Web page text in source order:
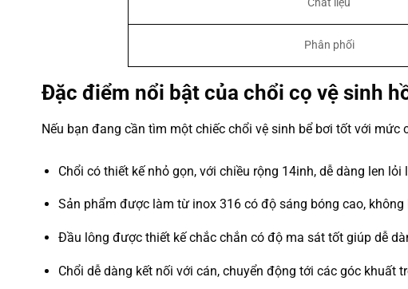
Chất liệu
Phân phối
Đặc điểm nổi bật của chổi cọ vệ sinh
Nếu bạn đang cần tìm một chiếc chổi vệ sinh bể bơi tốt với
Chổi có thiết kế nhỏ gọn, với chiều rộng 14inh, dễ dàng len
Sản phẩm được làm từ inox 316 có độ sáng bóng cao,
Đầu lông được thiết kế chắc chắn có độ ma sát tốt giúp dễ
Chổi dễ dàng kết nối với cán, chuyển động tới các góc khuất